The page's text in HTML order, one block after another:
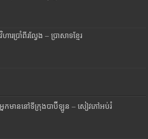
វិហារប្រាំពីរល្វែង – ប្រាសាទខ្មែរ
កមាននៅទីក្រុងបាប៊ីឡូន – សៀវភៅអប់រំ